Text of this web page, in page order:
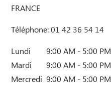
FRANCE
Téléphone:01 42 36 54 14
Lundi
9:00 AM - 5:00 PM
Mardi
9:00 AM - 5:00 PM
Mercredi 9:00 AM - 5:00 PM